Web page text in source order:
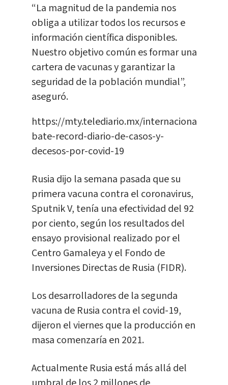
“La magnitud de la pandemia nos
obliga a utilizar todos los recursos e
información científica disponibles.
Nuestro objetivo común es formar una
cartera de vacunas y garantizar la
seguridad de la población mundial”,
aseguró.
https://mty.telediario.mx/internacional/rusia-
bate-record-diario-de-casos-y-
decesos-por-covid-19
Rusia dijo la semana pasada que su
primera vacuna contra el coronavirus,
Sputnik V, tenía una efectividad del 92
por ciento, según los resultados del
ensayo provisional realizado por el
Centro Gamaleya y el Fondo de
Inversiones Directas de Rusia (FIDR).
Los desarrolladores de la segunda
vacuna de Rusia contra el covid-19,
dijeron el viernes que la producción en
masa comenzaría en 2021.
Actualmente Rusia está más allá del